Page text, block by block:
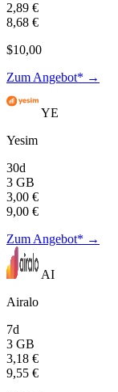
2,89 €
8,68 €
$10,00
Zum Angebot* →
YE
Yesim
30d
3 GB
3,00 €
9,00 €
Zum Angebot* →
AI
Airalo
7d
3 GB
3,18 €
9,55 €